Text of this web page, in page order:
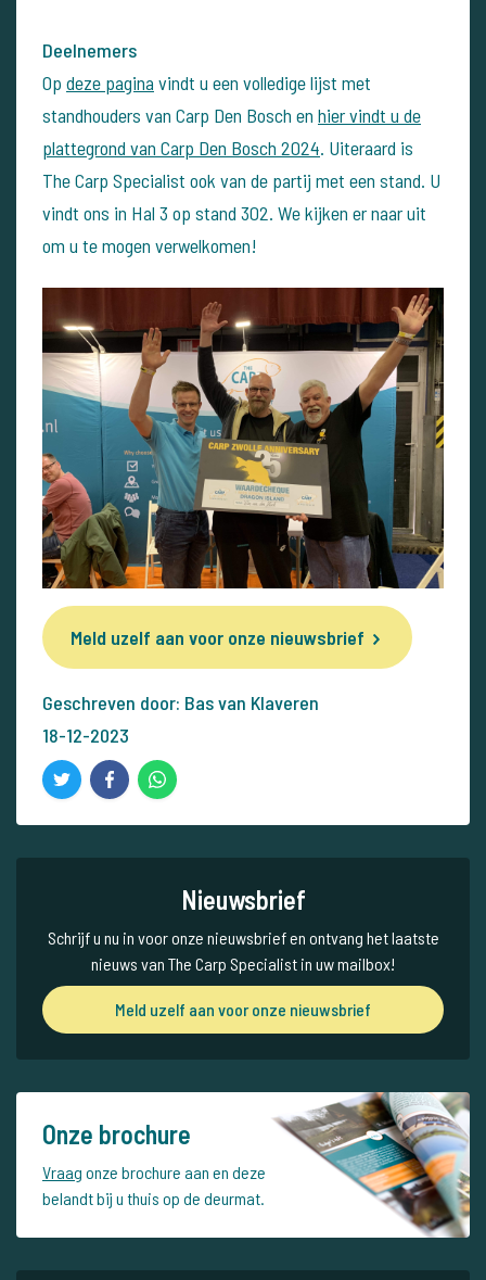
Deelnemers
Op deze pagina vindt u een volledige lijst met
standhouders van Carp Den Bosch en hier vindt u de
plattegrond van Carp Den Bosch 2024. Uiteraard is
The Carp Specialist ook van de partij met een stand. U
vindt ons in Hal 3 op stand 302. We kijken er naar uit
om u te mogen verwelkomen!
Meld uzelf aan voor onze nieuwsbrief
Geschreven door: Bas van Klaveren
18-12-2023
Nieuwsbrief
Schrijf u nu in voor onze nieuwsbrief en ontvang het laatste
nieuws van The Carp Specialist in uw mailbox!
Meld uzelf aan voor onze nieuwsbrief
Onze brochure
Vraag onze brochure aan en deze
belandt bij u thuis op de deurmat.